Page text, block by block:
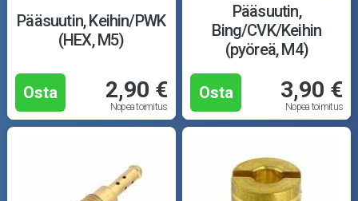
Mönkijän osat
Puutarha ja metsä
Ajovarusteet
Pääsuutin, Keihin/PWK
(HEX, M5)
Osta 2,90 €
Nopea toimitus
Pääsuutin,
Bing/CVK/Keihin
(pyöreä, M4)
Osta 3,90 €
Nopea toimitus